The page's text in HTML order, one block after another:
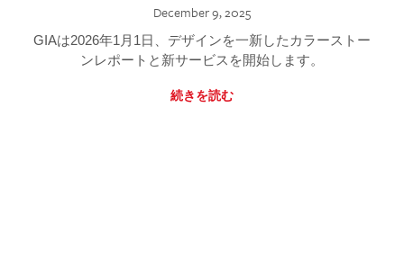
December 9, 2025
GIAは2026年1月1日、デザインを一新したカラーストー
ンレポートと新サービスを開始します。
続きを読む